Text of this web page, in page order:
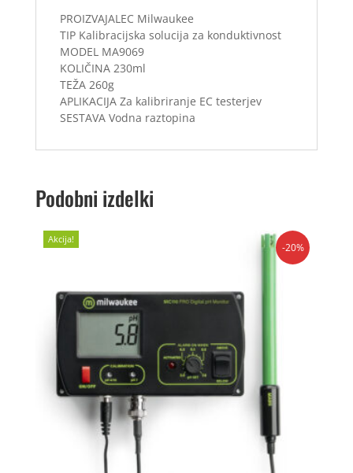
PROIZVAJALEC Milwaukee
TIP Kalibracijska solucija za konduktivnost
MODEL MA9069
KOLIČINA 230ml
TEŽA 260g
APLIKACIJA Za kalibriranje EC testerjev
SESTAVA Vodna raztopina
Podobni izdelki
-20%
Akcija!